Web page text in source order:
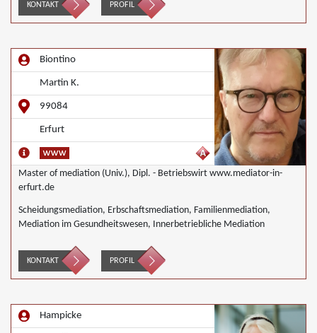
KONTAKT PROFIL
Biontino
Martin K.
99084
Erfurt
Master of mediation (Univ.), Dipl. - Betriebswirt www.mediator-in-
erfurt.de
Scheidungsmediation, Erbschaftsmediation, Familienmediation,
Mediation im Gesundheitswesen, Innerbetriebliche Mediation
KONTAKT PROFIL
Hampicke